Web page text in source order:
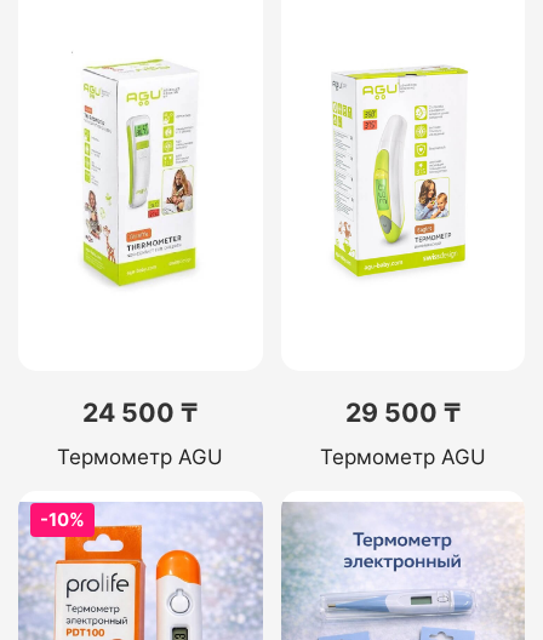
24 500 ₸
Термометр AGU
29 500 ₸
Термометр AGU
-10%